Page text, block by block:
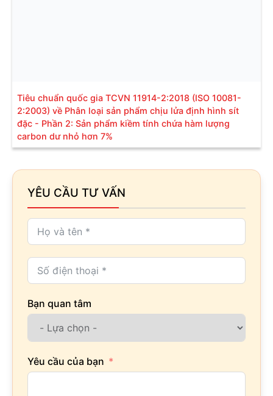
Tiêu chuẩn quốc gia TCVN 11914-2:2018 (ISO 10081-
2:2003) về Phân loại sản phẩm chịu lửa định hình sít
đặc - Phần 2: Sản phẩm kiềm tính chứa hàm lượng
carbon dư nhỏ hơn 7%
YÊU CẦU TƯ VẤN
Bạn quan tâm
Yêu cầu của bạn